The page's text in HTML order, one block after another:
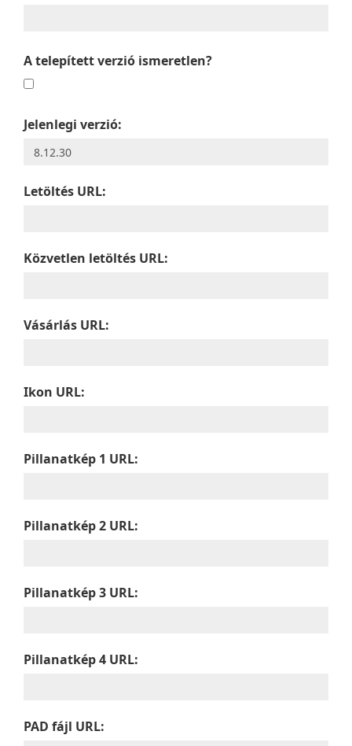
A telepített verzió ismeretlen?
Jelenlegi verzió:
Letöltés URL:
Közvetlen letöltés URL:
Vásárlás URL:
Ikon URL:
Pillanatkép 1 URL:
Pillanatkép 2 URL:
Pillanatkép 3 URL:
Pillanatkép 4 URL:
PAD fájl URL: